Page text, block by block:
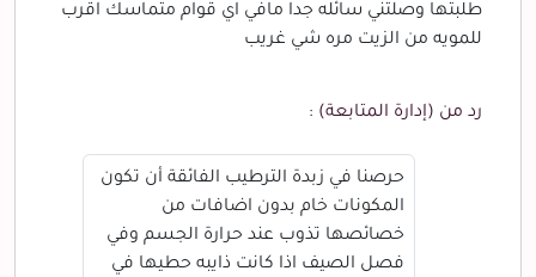
طلبتها وصلتني سائله جدا مافي اي قوام متماسك اقرب
للمويه من الزيت مره شي غريب
رد من (إدارة المتابعة) :
حرصنا في زبدة الترطيب الفائقة أن تكون
المكونات خام بدون اضافات من
خصائصها تذوب عند حرارة الجسم وفي
فصل الصيف اذا كانت ذايبه حطيها في